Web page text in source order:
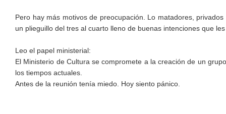
Pero hay más motivos de preocupación. Lo matadores,
un plieguillo del tres al cuarto lleno de buenas intenciones que
Leo el papel ministerial:
El Ministerio de Cultura se compromete a la creación de un
los tiempos actuales.
Antes de la reunión tenía miedo. Hoy siento pánico.